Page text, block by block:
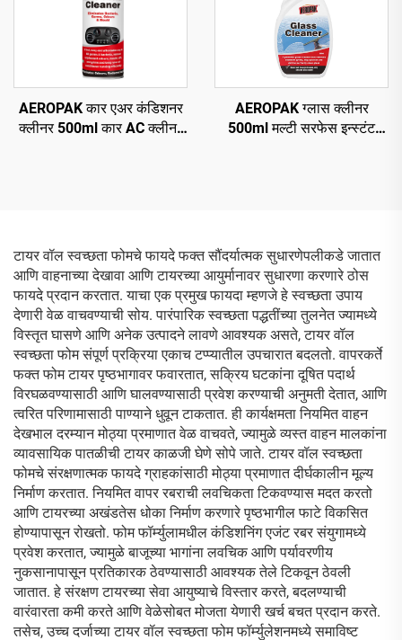
AEROPAK कार एअर कंडिशनर
क्लीनर 500ml कार AC क्लीनर
AEROPAK ग्लास क्लीनर
500ml मल्टी सरफेस इन्स्टंट
टायर वॉल स्वच्छता फोमचे फायदे फक्त सौंदर्यात्मक सुधारणेपलीकडे जातात
आणि वाहनाच्या देखावा आणि टायरच्या आयुर्मानावर सुधारणा करणारे ठोस
फायदे प्रदान करतात. याचा एक प्रमुख फायदा म्हणजे हे स्वच्छता उपाय
देणारी वेळ वाचवण्याची सोय. पारंपारिक स्वच्छता पद्धतींच्या तुलनेत ज्यामध्ये
विस्तृत घासणे आणि अनेक उत्पादने लावणे आवश्यक असते, टायर वॉल
स्वच्छता फोम संपूर्ण प्रक्रिया एकाच टप्प्यातील उपचारात बदलतो. वापरकर्ते
फक्त फोम टायर पृष्ठभागावर फवारतात, सक्रिय घटकांना दूषित पदार्थ
विरघळवण्यासाठी आणि घालवण्यासाठी प्रवेश करण्याची अनुमती देतात, आणि
त्वरित परिणामासाठी पाण्याने धुवून टाकतात. ही कार्यक्षमता नियमित वाहन
देखभाल दरम्यान मोठ्या प्रमाणात वेळ वाचवते, ज्यामुळे व्यस्त वाहन मालकांना
व्यावसायिक पातळीची टायर काळजी घेणे सोपे जाते. टायर वॉल स्वच्छता
फोमचे संरक्षणात्मक फायदे ग्राहकांसाठी मोठ्या प्रमाणात दीर्घकालीन मूल्य
निर्माण करतात. नियमित वापर रबराची लवचिकता टिकवण्यास मदत करतो
आणि टायरच्या अखंडतेस धोका निर्माण करणारे पृष्ठभागील फाटे विकसित
होण्यापासून रोखतो. फोम फॉर्म्युलामधील कंडिशनिंग एजंट रबर संयुगामध्ये
प्रवेश करतात, ज्यामुळे बाजूच्या भागांना लवचिक आणि पर्यावरणीय
नुकसानापासून प्रतिकारक ठेवण्यासाठी आवश्यक तेले टिकवून ठेवली
जातात. हे संरक्षण टायरच्या सेवा आयुष्याचे विस्तार करते, बदलण्याची
वारंवारता कमी करते आणि वेळेसोबत मोजता येणारी खर्च बचत प्रदान करते.
तसेच, उच्च दर्जाच्या टायर वॉल स्वच्छता फोम फॉर्म्युलेशनमध्ये समाविष्ट